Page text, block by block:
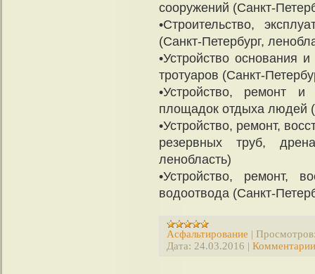
сооружений (Санкт-
•Строительство,
(Санкт-Петербург,
•Устройство основания
тротуаров (Санкт-
•Устройство, ремонт
площадок отдыха людей
•Устройство, ремонт,
резервных труб,
ленобласть)
•Устройство, ремонт,
водоотвода (Санкт-
Асфальтирование |
Дата: 24.03.2016 |